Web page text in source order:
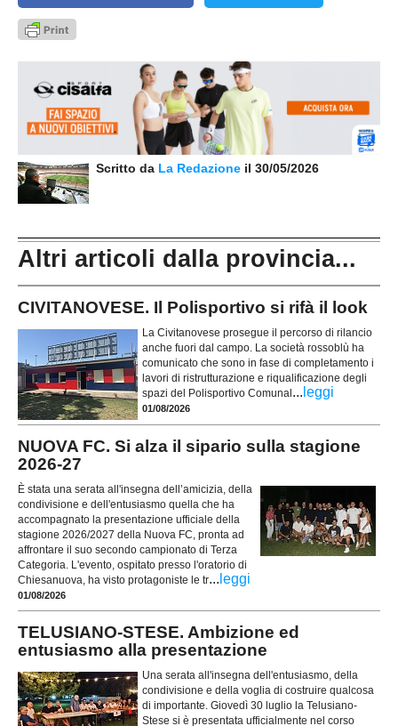
Scritto da La Redazione il 30/05/2026
Altri articoli dalla provincia...
CIVITANOVESE. Il Polisportivo si rifà il look
La Civitanovese prosegue il percorso di rilancio
anche fuori dal campo. La società rossoblù ha
comunicato che sono in fase di completamento i
lavori di ristrutturazione e riqualificazione degli
spazi del Polisportivo Comunal ... leggi
01/08/2026
NUOVA FC. Si alza il sipario sulla stagione
2026-27
È stata una serata all'insegna dell’amicizia, della
condivisione e dell'entusiasmo quella che ha
accompagnato la presentazione ufficiale della
stagione 2026/2027 della Nuova FC, pronta ad
affrontare il suo secondo campionato di Terza
Categoria. L'evento, ospitato presso l'oratorio di
Chiesanuova, ha visto protagoniste le tr... leggi
01/08/2026
TELUSIANO-STESE. Ambizione ed
entusiasmo alla presentazione
Una serata all'insegna dell'entusiasmo, della
condivisione e della voglia di costruire qualcosa
di importante. Giovedì 30 luglio la Telusiano-
Stese si è presentata ufficialmente nel corso